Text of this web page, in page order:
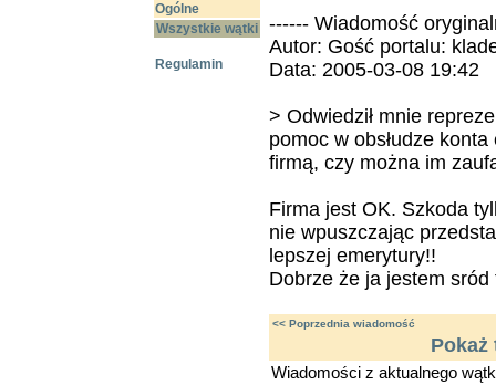
Ogólne
Wszystkie wątki
Regulamin
------ Wiadomość
Autor: Gość portalu:
Data: 2005-03-08 19:42
> Odwiedził mnie
pomoc w obsłudze
firmą, czy można im
Firma jest OK. Szkoda
nie wpuszczając
lepszej emerytury!!
Dobrze że ja jestem
<< Poprzednia wiadomość
Wiadomości z aktualnego